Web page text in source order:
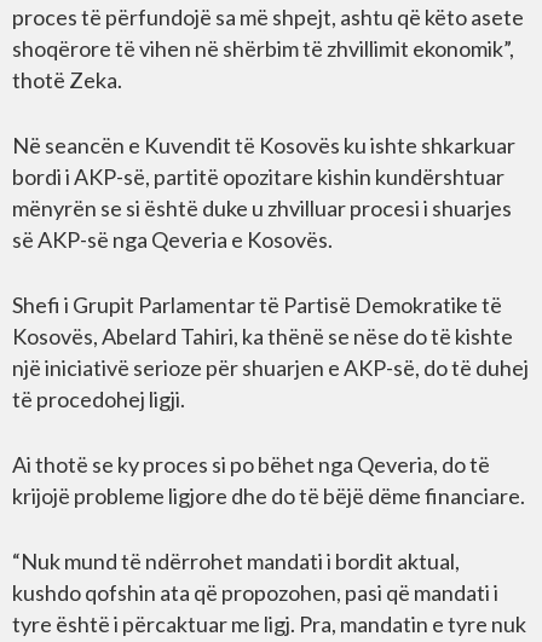
proces të përfundojë sa më shpejt, ashtu që këto asete
shoqërore të vihen në shërbim të zhvillimit ekonomik”,
thotë Zeka.
Në seancën e Kuvendit të Kosovës ku ishte shkarkuar
bordi i AKP-së, partitë opozitare kishin kundërshtuar
mënyrën se si është duke u zhvilluar procesi i shuarjes
së AKP-së nga Qeveria e Kosovës.
Shefi i Grupit Parlamentar të Partisë Demokratike të
Kosovës, Abelard Tahiri, ka thënë se nëse do të kishte
një iniciativë serioze për shuarjen e AKP-së, do të duhej
të procedohej ligji.
Ai thotë se ky proces si po bëhet nga Qeveria, do të
krijojë probleme ligjore dhe do të bëjë dëme financiare.
“Nuk mund të ndërrohet mandati i bordit aktual,
kushdo qofshin ata që propozohen, pasi që mandati i
tyre është i përcaktuar me ligj. Pra, mandatin e tyre nuk